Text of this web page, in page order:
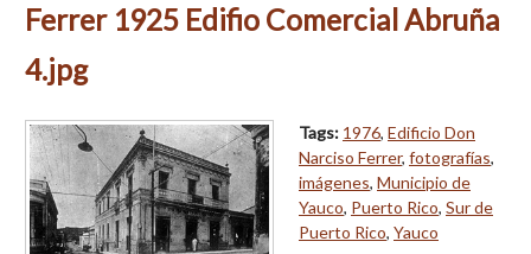
Ferrer 1925 Edifio Comercial Abruña
4.jpg
Tags: 1976, Edificio Don
Narciso Ferrer, fotografías,
imágenes, Municipio de
Yauco, Puerto Rico, Sur de
Puerto Rico, Yauco